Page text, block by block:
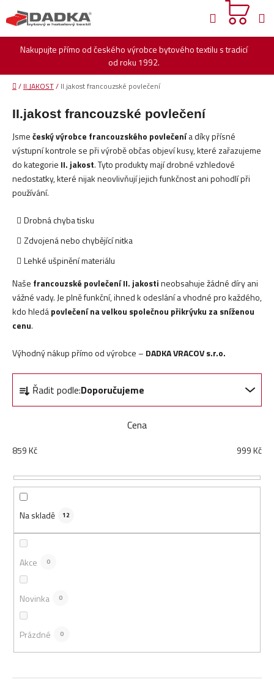
na
obsah
Nakupujte přímo od českého výrobce bytového textilu s tradicí
od roku 1992.
Hledat
Domů
/ II.JAKOST/ II.jakost francouzské povlečení
II.jakost francouzské povlečení
Jsmečeský výrobce francouzského povlečenía díky přísné
výstupní kontrole se při výrobě občas objeví kusy, které zařazujeme
do kategorie II. jakost. Tyto produkty mají drobné vzhledové
nedostatky, které nijak neovlivňují jejich funkčnost ani pohodlí při
používání.
Drobná chyba tisku
Zdvojená nebo chybějící nitka
Lehké ušpinění materiálu
Naše francouzské povlečení II. jakostineobsahuje žádné díry ani
vážné vady. Je plně funkční, ihned k odeslání a vhodné pro každého,
kdo hledápovlečení na velkou společnou přikrývku za sníženou
cenu.
Výhodný nákup přímo od výrobce – DADKA VRACOV s.r.o.
z
í
r
Řadit podle:Doporučujeme
Cena
859Kč 999Kč
Na skladě 12
Akce 0
Novinka 0
Prázdné 0